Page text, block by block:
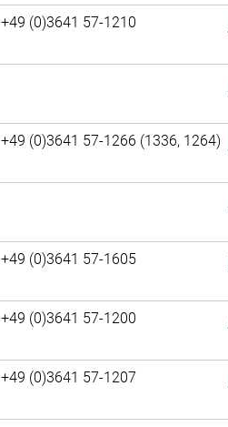
+49 (0)3641 57-1210
+49 (0)3641 57-1266 (1336, 1264)
+49 (0)3641 57-1605
+49 (0)3641 57-1200
+49 (0)3641 57-1207